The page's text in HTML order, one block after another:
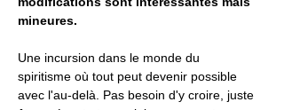
mineures. ​
Une incursion dans le monde du
spiritisme où tout peut devenir possible
avec l'au-delà. Pas besoin d'y croire, juste